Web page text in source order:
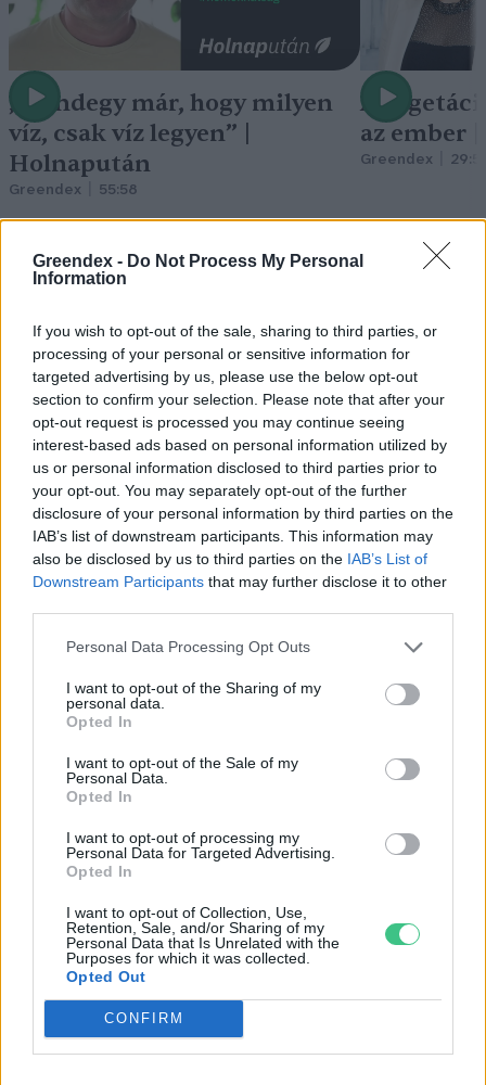
Greendex - Do Not Process My Personal
Information
If you wish to opt-out of the sale, sharing to third parties, or
processing of your personal or sensitive information for
targeted advertising by us, please use the below opt-out
section to confirm your selection. Please note that after your
opt-out request is processed you may continue seeing
interest-based ads based on personal information utilized by
us or personal information disclosed to third parties prior to
your opt-out. You may separately opt-out of the further
disclosure of your personal information by third parties on the
IAB’s list of downstream participants. This information may
also be disclosed by us to third parties on the IAB’s List of
Downstream Participants that may further disclose it to other
Personal Data Processing Opt Outs
I want to opt-out of the Sharing of my
personal data.
Opted In
I want to opt-out of the Sale of my
Personal Data.
Opted In
I want to opt-out of processing my
Personal Data for Targeted Advertising.
Opted In
I want to opt-out of Collection, Use,
Retention, Sale, and/or Sharing of my
Personal Data that Is Unrelated with the
Purposes for which it was collected.
Opted Out
CONFIRM
„Mindegy már, hogy milyen
víz, csak víz legyen” |
Holnapután
Greendex 55:58
A
az ember
Greendex
Cickafark – Az évezredek óta
ismert gyógynövény
EGÉSZSÉGÜNK Börzsey Barbara 1 perc
Ezt a növényt már az őskorban is ismerték, a népi gyógyászatban
pedig ma is számos betegség ellen használják.
Születésnapi programokkal várja a
hétvégén a közönséget a 160 éves